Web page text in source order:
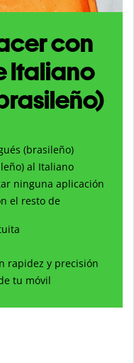
con
Italiano
(brasileño)
al Italiano
ninguna aplicación
el resto de
rapidez y precisión
tu móvil